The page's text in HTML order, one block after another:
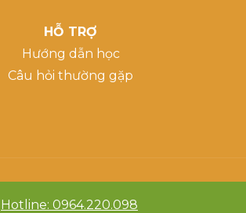
HỖ TRỢ
Hướng dẫn học
Câu hỏi thường gặp
Hotline: 0964.220.098